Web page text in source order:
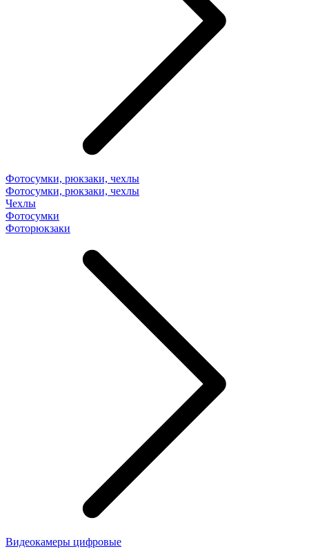
Фотосумки, рюкзаки, чехлы
Фотосумки, рюкзаки, чехлы
Чехлы
Фотосумки
Фоторюкзаки
Видеокамеры цифровые